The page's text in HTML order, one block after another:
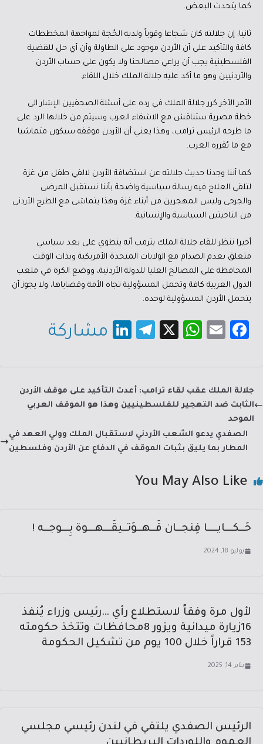
كما يتحدث البعض.
ثانيا: إن جلالته كان شجاعا وقوياً ولديه الحُجة لمواجهة المخططات
كافة والتأكيد على أن الأردن موجود على الطاولة وأن أي حل للقضية
الفلسطينية يجب أن يراعي مصالحنا ولا يكون على حساب الأردن
والأردنيين وهو ما أكد عليه جلالة الملك خلال اللقاء.
الأمر الآخر كرر جلالة الملك في رده على أسئلة الصحفيين الإشار الى
خطة مصرية ستناقش مع الاشقاء العرب وسيتم من خلالها الرد على
ما طرحه الرئيس ترامب، وهذا يعني أن الأردن موقفه سيكون متماشيا
مع ما يُقرره العرب.
كما أننا وجدنا حديث جلالته عن استضافة الأردن لالفي طفل من غزة
لتلقي العلاج فيه رسالة سياسية واضحة بأننا نستقبل المرضى
والجرحى وليس المهجرين من أبناء غزة وهذا يتماشى مع الطرح الأردني
من الناحيتين السياسية والإنسانية.
أخيرا ننظر للقاء جلالة الملك بترمب أنه ينطوي على بعد سياسي
متعلق بعدم الصدام مع الولايات المتحدة الأمريكية وبذات الوقت
المحافظة على المصالح العليا للدولة الأردنية، ووضع الكرة في ملعب
الدول العربية كافة وتحمل المسؤولية تجاه الأمة وقضاياها، ولا يجوز أن
يتحمل الأردن المسؤولية لوحده.
Fa
b
o
ok
E
W
sA
p
X
Te
a
m
Li
dI
n
مشاركة
جلالة الملك عقب لقاء ترامب: أعدت التأكيد على موقف الأردن
الثابت ضد التهجير للفلسطينيين وهذا هو الموقف العربي
الموحد
الصفدي يدعو الشعب الأردني لاستقبال الملك وولي العهد في
المطار بما يليق بثبات الموقف في الدفاع عن الأردن وفلسطين
You May Also Like
حَــكـــايــــا فِنجــان قَــهــوَتــيقَـــهـــوة بِـــوجــه !
يوليو 18, 2024
لأول مرة وفقاً لاستطلاع رأي …رئيس وزراء يُنفذ
16زيارة ميدانية ويزور 8محافظات وتتخذ حكومته
153 قراراً خلال 100 يوم من تشكيل الحكومة
يناير 14, 2025
الرئيس الصفدي يلتقي في لندن رئيسي مجلسي